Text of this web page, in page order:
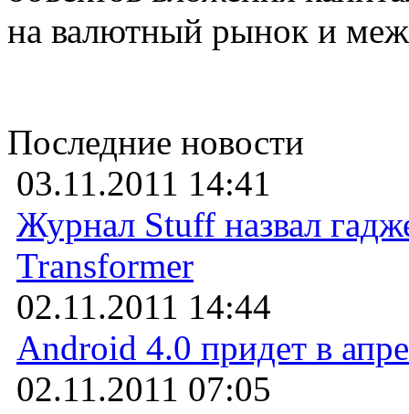
на валютный рынок и
Последние новости
03.11.2011 14:41
Журнал Stuff назвал
Transformer
02.11.2011 14:44
Android 4.0 придет в
02.11.2011 07:05